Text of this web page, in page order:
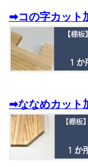
➡コの字カット
➡ななめカット